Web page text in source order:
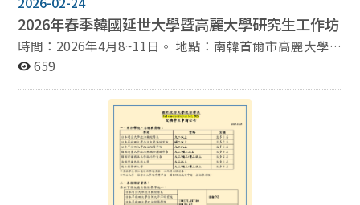
2026年春季韓國延世大學暨高麗大學研究生工作坊
時間：2026年4月8~11日。 地點：南韓首爾市高麗大學(4
月9日)、延世大學(4月10日) 課程內容：本系與高麗大學
作坊，旨在讓本系研究生以英文發表研究計畫，並與兩系
（四天三夜，含出發及返台）及相關費用。 名額：至多四
式：請將詳細學術履歷及一頁的研究計畫摘要
（Abstract）寄至蔡中民老師郵箱
659